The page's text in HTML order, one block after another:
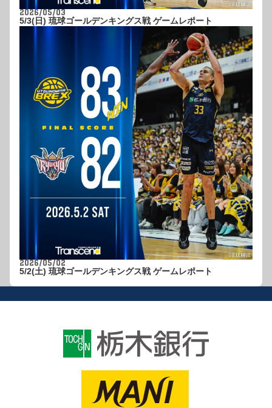
2026/05/03
5/3(日) 琉球ゴールデンキングス戦 ゲームレポート
2026/05/02
5/2(土) 琉球ゴールデンキングス戦 ゲームレポート